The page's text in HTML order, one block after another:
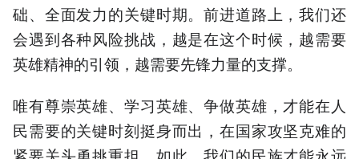
础、全面发力的关键时期。前进道路上，我们还
会遇到各种风险挑战，越是在这个时候，越需要
英雄精神的引领，越需要先锋力量的支撑。
唯有尊崇英雄、学习英雄、争做英雄，才能在人
民需要的关键时刻挺身而出，在国家攻坚克难的
紧要关头勇挑重担。如此，我们的民族才能永远